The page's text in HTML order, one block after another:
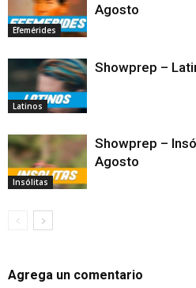
Efemérides
Agosto
Latinos
Showprep –
Insólitas
Showprep –
Agrega un comentario